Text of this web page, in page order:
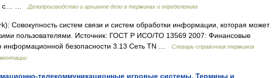
с… …
Делопроизводство и архивное дело в терминах и определениях
Совокупность систем связи и систем обработки информации, которая может
пользователями. Источник: ГОСТ Р ИСО/ТО 13569 2007: Финансовые
информационной безопасности 3.13 Сеть TN …
Словарь-справочник терминов
телекоммуникационные игровые системы. Термины и